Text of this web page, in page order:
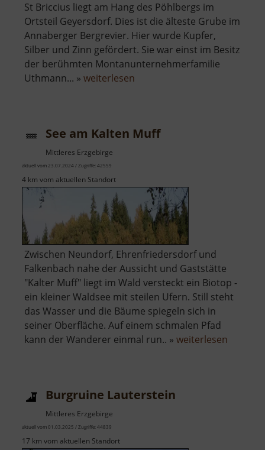
St Briccius liegt am Hang des Pöhlbergs im
Ortsteil Geyersdorf. Dies ist die älteste Grube im
Annaberger Bergrevier. Hier wurde Kupfer,
Silber und Zinn gefördert. Sie war einst im Besitz
der berühmten Montanunternehmerfamilie
Uthmann... » weiterlesen
See am Kalten Muff
Mittleres Erzgebirge
aktuell vom 23.07.2024 / Zugriffe: 42559
4 km vom aktuellen Standort
Zwischen Neundorf, Ehrenfriedersdorf und
Falkenbach nahe der Aussicht und Gaststätte
"Kalter Muff" liegt im Wald versteckt ein Biotop -
ein kleiner Waldsee mit steilen Ufern. Still steht
das Wasser und die Bäume spiegeln sich in
seiner Oberfläche. Auf einem schmalen Pfad
kann der Wanderer einmal run.. » weiterlesen
Burgruine Lauterstein
Mittleres Erzgebirge
aktuell vom 01.03.2025 / Zugriffe: 44839
17 km vom aktuellen Standort